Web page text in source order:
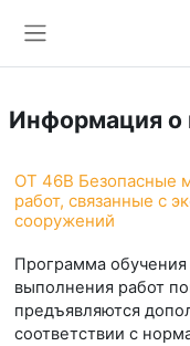
Информация о
ОТ 46В Безопасные
работ, связанные с
сооружений
Программа
выполнения работ
предъявляются
соответствии с